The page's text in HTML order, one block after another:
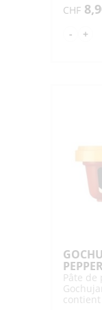
CHF
-
180G
+
Pâte